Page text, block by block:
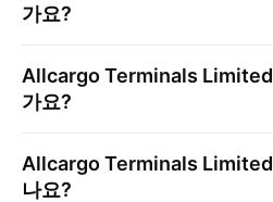
가요?
Allcargo Terminals Limited
가요?
Allcargo Terminals Limited
나요?